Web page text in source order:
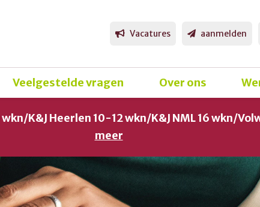
aanmelden
Vacatures
Veelgestelde vragen Over ons
K&J Heerlen 10-12 wkn/K&J NML 16 wkn/
meer